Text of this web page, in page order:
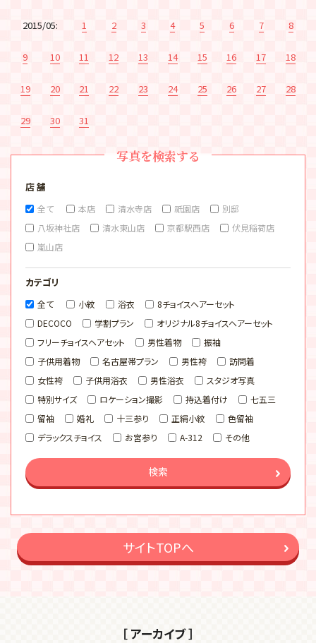
2015/05: 1 2 3 4 5 6 7 8
9 10 11 12 13 14 15 16 17 18
19 20 21 22 23 24 25 26 27 28
29 30 31
写真を検索する
店 舗
全て 本店 清水寺店 祇園店
別邸
八坂神社店
清水東山店 京都駅西店
伏見稲荷店
嵐山店
カテゴリ
全て 小紋 浴衣
8チョイスヘアーセット
DECOCO
学割プラン
オリジナル8チョイスヘアーセット
フリーチョイスヘアセット
男性着物
振袖
子供用着物
名古屋帯プラン 男性袴
訪問着
女性袴
子供用浴衣 男性浴衣
スタジオ写真
特別サイズ
ロケーション撮影 持込着付け
七五三
留袖
婚礼 十三参り 正絹小紋
色留袖
デラックスチョイス
お宮参り A-312 その他
検索
サイトTOPへ
［ アーカイブ ］